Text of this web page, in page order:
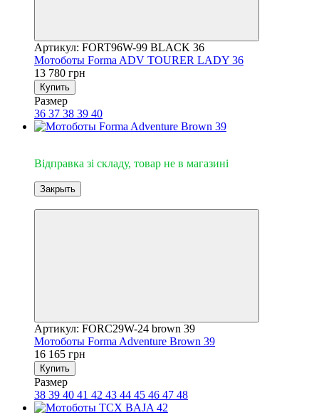
Артикул: FORT96W-99 BLACK 36
Мотоботы Forma ADV TOURER LADY 36
13 780 грн
Купить
Размер
36 37 38 39 40
Відправка зі складу, товар не в магазині
Закрыть
Артикул: FORC29W-24 brown 39
Мотоботы Forma Adventure Brown 39
16 165 грн
Купить
Размер
38 39 40 41 42 43 44 45 46 47 48